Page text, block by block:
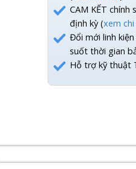
CAM KẾT chính
định kỳ (xem
Đổi mới linh
suốt thời gian
Hỗ trợ kỹ thuật